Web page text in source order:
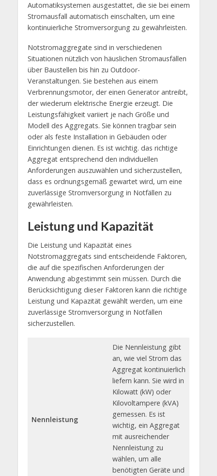
Automatiksystemen ausgestattet, die sie bei einem
Stromausfall automatisch einschalten, um eine
kontinuierliche Stromversorgung zu gewährleisten.
Notstromaggregate sind in verschiedenen
Situationen nützlich von häuslichen Stromausfällen
über Baustellen bis hin zu Outdoor-
Veranstaltungen. Sie bestehen aus einem
Verbrennungsmotor, der einen Generator antreibt,
der wiederum elektrische Energie erzeugt. Die
Leistungsfähigkeit variiert je nach Größe und
Modell des Aggregats. Sie können tragbar sein
oder als feste Installation in Gebäuden oder
Einrichtungen dienen. Es ist wichtig. das richtige
Aggregat entsprechend den individuellen
Anforderungen auszuwählen und sicherzustellen,
dass es ordnungsgemäß gewartet wird, um eine
zuverlässige Stromversorgung in Notfällen zu
gewährleisten.
Leistung und Kapazität
Die Leistung und Kapazität eines
Notstromaggregats sind entscheidende Faktoren,
die auf die spezifischen Anforderungen der
Anwendung abgestimmt sein müssen. Durch die
Berücksichtigung dieser Faktoren kann die richtige
Leistung und Kapazität gewählt werden, um eine
zuverlässige Stromversorgung in Notfällen
sicherzustellen.
Nennleistung
Die Nennleistung gibt
an, wie viel Strom das
Aggregat kontinuierlich
liefern kann. Sie wird in
Kilowatt (kW) oder
Kilovoltampere (kVA)
gemessen. Es ist
wichtig, ein Aggregat
mit ausreichender
Nennleistung zu
wählen, um alle
benötigten Geräte und